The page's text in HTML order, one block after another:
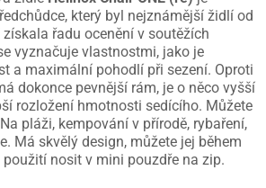
který byl nejznámější židlí od
získala řadu ocenění v soutěžích
vyznačuje vlastnostmi, jako je
a maximální pohodlí při sezení. Oproti
dokonce pevnější rám, je o něco vyšší
rozložení hmotnosti sedícího. Můžete
pláži, kempování v přírodě, rybaření,
Má skvělý design, můžete jej během
nosit v mini pouzdře na zip.